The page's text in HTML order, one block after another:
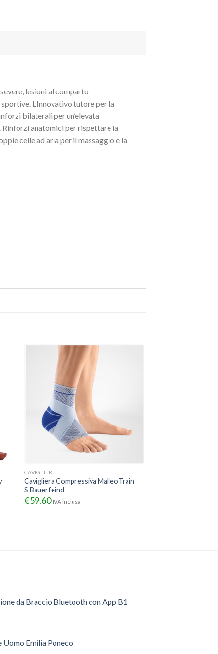
lesioni al comparto
L’Innovativo tutore per la
bilaterali per un’elevata
anatomici per rispettare la
celle ad aria per il massaggio e la
CAVIGLIERE
Cavigliera Compressiva MalleoTrain
S Bauerfeind
€59.60 IVA inclusa
da Braccio Bluetooth con App B1
Emilia Poneco